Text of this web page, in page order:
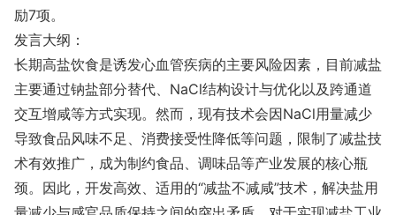
励7项。
发言大纲：
长期高盐饮食是诱发心血管疾病的主要风险因素，目前减盐
主要通过钠盐部分替代、NaCl结构设计与优化以及跨通道
交互增咸等方式实现。然而，现有技术会因NaCl用量减少
导致食品风味不足、消费接受性降低等问题，限制了减盐技
术有效推广，成为制约食品、调味品等产业发展的核心瓶
颈。因此，开发高效、适用的“减盐不减咸”技术，解决盐用